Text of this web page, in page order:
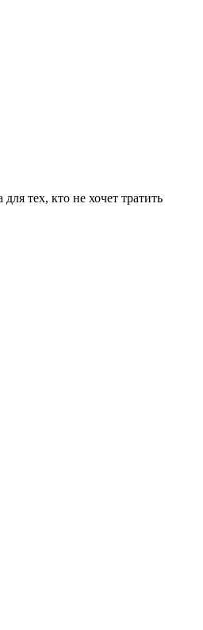
тех, кто не хочет тратить